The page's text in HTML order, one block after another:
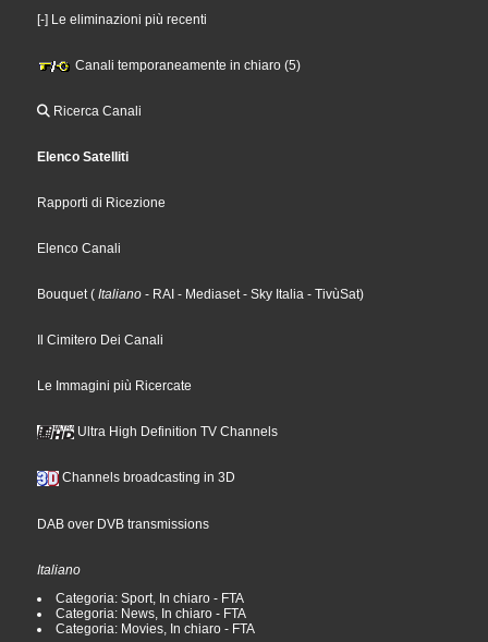
[-] Le eliminazioni più recenti
Canali temporaneamente in chiaro (5)
Ricerca Canali
Elenco Satelliti
Rapporti di Ricezione
Elenco Canali
Bouquet ( Italiano - RAI - Mediaset - Sky Italia - TivùSat)
Il Cimitero Dei Canali
Le Immagini più Ricercate
Ultra High Definition TV Channels
Channels broadcasting in 3D
DAB over DVB transmissions
Italiano
Categoria: Sport, In chiaro - FTA
Categoria: News, In chiaro - FTA
Categoria: Movies, In chiaro - FTA